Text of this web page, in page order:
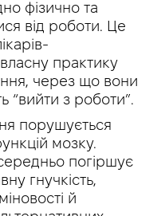
фізично та
від роботи. Це
практику
через що вони
“вийти з роботи”.
порушується
мозку.
погіршує
гнучкість,
й